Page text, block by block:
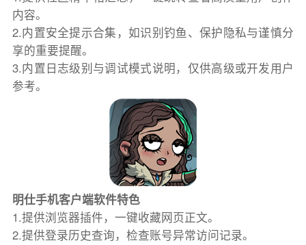
内容。
2.内置安全提示合集，如识别钓鱼、保护隐私与谨慎分
享的重要提醒。
3.内置日志级别与调试模式说明，仅供高级或开发用户
参考。
明仕手机客户端软件特色
1.提供浏览器插件，一键收藏网页正文。
2.提供登录历史查询，检查账号异常访问记录。